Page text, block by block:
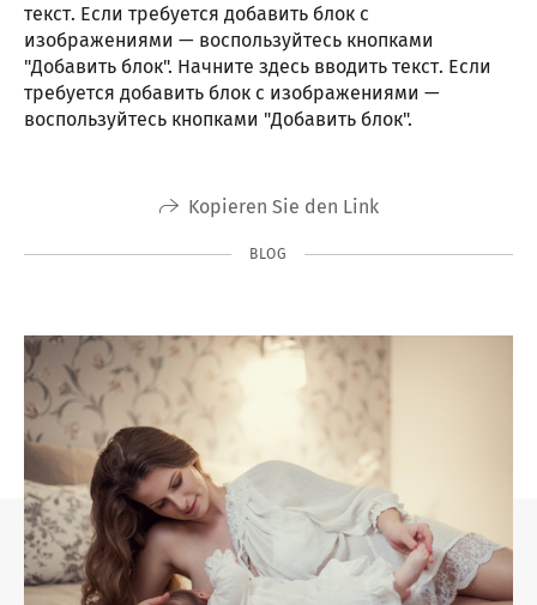
текст. Если требуется добавить блок с
изображениями — воспользуйтесь кнопками
"Добавить блок". Начните здесь вводить текст. Если
требуется добавить блок с изображениями —
воспользуйтесь кнопками "Добавить блок".
Kopieren Sie den Link
BLOG